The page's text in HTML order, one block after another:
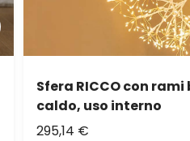
Sfera RICCO con
caldo, uso interno
295,14 €